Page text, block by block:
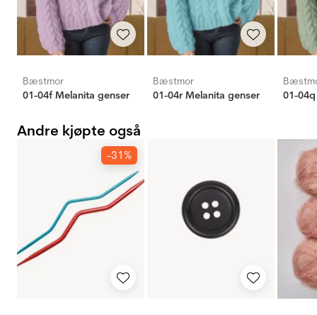
Bæstmor
01-04f Melanita genser
Bæstmor
01-04r Melanita genser
01-
Andre kjøpte også
-31%